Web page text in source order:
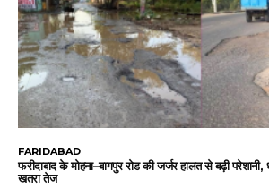
FARIDABAD
फरीदाबाद के मोहना–बागपुर रोड की जर्जर हालत से बढ़ी
खतरा तेज